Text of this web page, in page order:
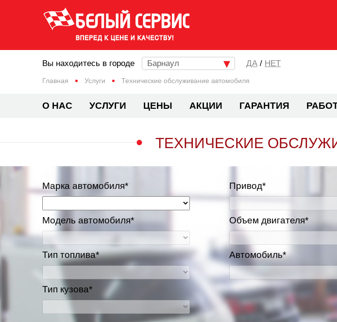
Главная Услуги Технические обслуживание автомобиля
Вы находитесь в городе Барнаул / НЕТ
О НАС УСЛУГИ ЦЕНЫ АКЦИИ ГАРАНТИЯ
ТЕХНИЧЕСКИЕ
Марка автомобиля*
Модель автомобиля*
Тип топлива*
Тип кузова*
Привод*
Объем двигателя*
Автомобиль*